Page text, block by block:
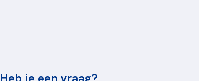
Heb je een vraag?